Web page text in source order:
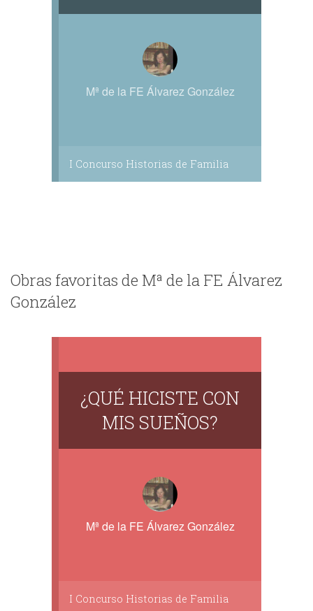
Mª de la FE Álvarez González
I Concurso Historias de Familia
Obras favoritas de Mª de la FE Álvarez
González
¿QUÉ HICISTE CON
MIS SUEÑOS?
Mª de la FE Álvarez González
I Concurso Historias de Familia